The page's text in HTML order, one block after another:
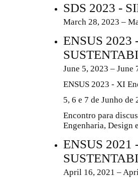
SDS 2023 -
March 28, 2023 –
ENSUS 2023
June 5, 2023 – June
ENSUS 2023 - XI
5, 6 e 7 de Junho
Encontro para
Engenharia, Design
ENSUS 2021
April 16, 2021 –